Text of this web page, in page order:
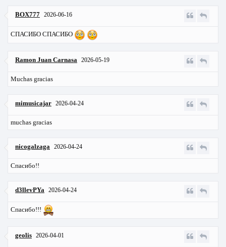
BOX777 2026-06-16
СПАСИБО СПАСИБО
Ramon Juan Carnasa 2026-05-19
Muchas gracias
mimusicajar 2026-04-24
muchas gracias
nicogalzaga 2026-04-24
Спасибо!!
d3llevPYa 2026-04-24
Спасибо!!!
geolis 2026-04-01